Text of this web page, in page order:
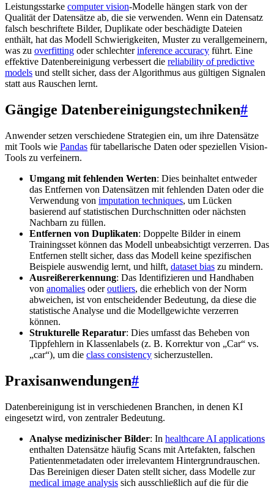
Leistungsstarke computer vision-Modelle hängen stark von der
Qualität der Datensätze ab, die sie verwenden. Wenn ein Datensatz
falsch beschriftete Bilder, Duplikate oder beschädigte Dateien
enthält, hat das Modell Schwierigkeiten, Muster zu verallgemeinern,
was zu overfitting oder schlechterinference accuracy führt. Eine
effektive Datenbereinigung verbessert die reliability of predictive
models und stellt sicher, dass der Algorithmus aus gültigen Signalen
statt aus Rauschen lernt.
Gängige Datenbereinigungstechniken#
Anwender setzen verschiedene Strategien ein, um ihre Datensätze
mit Tools wie Pandas für tabellarische Daten oder speziellen Vision-
Tools zu verfeinern.
Umgang mit fehlenden Werten: Dies beinhaltet entweder
das Entfernen von Datensätzen mit fehlenden Daten oder die
Verwendung von imputation techniques, um Lücken
basierend auf statistischen Durchschnitten oder nächsten
Nachbarn zu füllen.
Entfernen von Duplikaten: Doppelte Bilder in einem
Trainingsset können das Modell unbeabsichtigt verzerren. Das
Entfernen stellt sicher, dass das Modell keine spezifischen
Beispiele auswendig lernt, und hilft, dataset bias zu mindern.
Ausreißererkennung: Das Identifizieren und Handhaben
von anomalies oderoutliers, die erheblich von der Norm
abweichen, ist von entscheidender Bedeutung, da diese die
statistische Analyse und die Modellgewichte verzerren
können.
Strukturelle Reparatur: Dies umfasst das Beheben von
Tippfehlern in Klassenlabels (z. B. Korrektur von „Car“ vs.
„car“), um die class consistency sicherzustellen.
Praxisanwendungen#
Datenbereinigung ist in verschiedenen Branchen, in denen KI
eingesetzt wird, von zentraler Bedeutung.
Analyse medizinischer Bilder: In healthcare AI applications
enthalten Datensätze häufig Scans mit Artefakten, falschen
Patientenmetadaten oder irrelevantem Hintergrundrauschen.
Das Bereinigen dieser Daten stellt sicher, dass Modelle zur
medical image analysis sich ausschließlich auf die für die